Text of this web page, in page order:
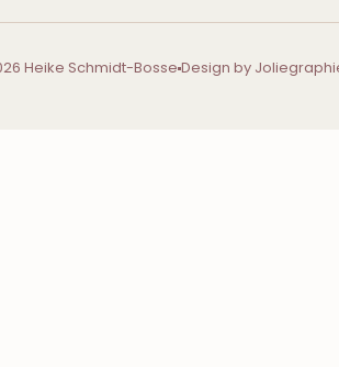
Heike Schmidt-BosseDesign by